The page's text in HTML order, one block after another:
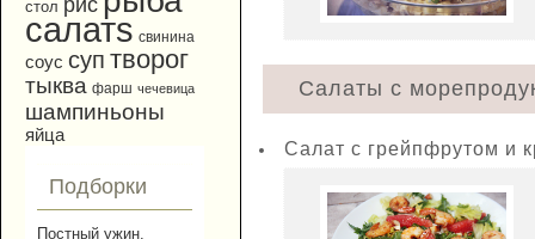
стол рис
салатs свинина
соус суп творог
тыква фарш чечевица
шампиньоны
яйца
Подборки
Постный ужин.
Салаты с
Салат с грейпфрутом и